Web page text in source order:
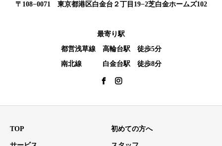
〒108−0071 東京都港区白金台２丁目19−2芝白金ホームズ102
最寄り駅
都営浅草線 高輪台駅 徒歩5分
南北線 白金台駅 徒歩8分
TOP 初めての方へ